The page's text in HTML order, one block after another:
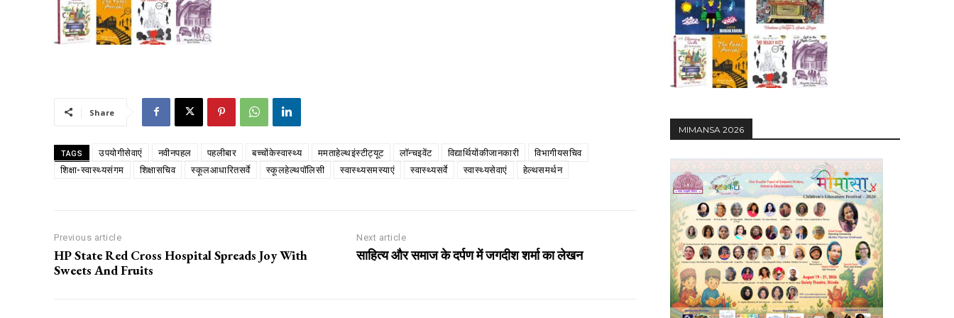
00:00
Share
TAGS उपयोगीसेवाएं नवीनपहल पहलीबार बच्चोंकेस्वास्थ्य ममताहेल्थइंस्टीट्यूट लॉन्चइवेंट विद्यार्थियोंकीजानकारी
विभागीयसचिव
शिक्षा-स्वास्थ्यसंगम
शिक्षासचिव स्कूलआधारितसर्वे स्कूलहेल्थपॉलिसी स्वास्थ्यसमस्याएं स्वास्थ्यसर्वे स्वास्थ्यसेवाएं हेल्थसमर्थन
Previous article
HP State Red Cross Hospital Spreads Joy With
Sweets And Fruits
Next article
साहित्य और समाज के दर्पण में जगदीश शर्मा का लेखन
MIMANSA 2026